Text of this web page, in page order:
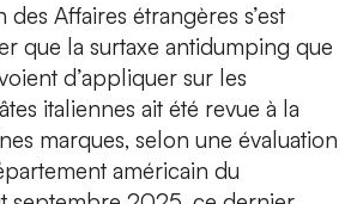
Affaires étrangères s’est
que la surtaxe antidumping que
d’appliquer sur les
italiennes ait été revue à la
marques, selon une évaluation
américain du